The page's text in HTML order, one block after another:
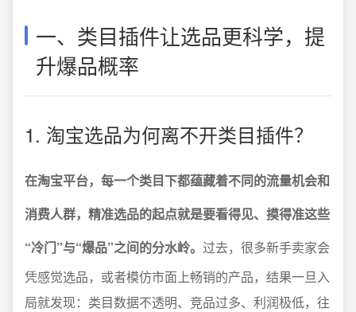
一、类目插件让选品更科学，提
升爆品概率
1. 淘宝选品为何离不开类目插件？
在淘宝平台，每一个类目下都蕴藏着不同的流量机会和
消费人群，精准选品的起点就是要看得见、摸得准这些
“冷门”与“爆品”之间的分水岭。 过去，很多新手卖家会
凭感觉选品，或者模仿市面上畅销的产品，结果一旦入
局就发现：类目数据不透明、竞品过多、利润极低，往